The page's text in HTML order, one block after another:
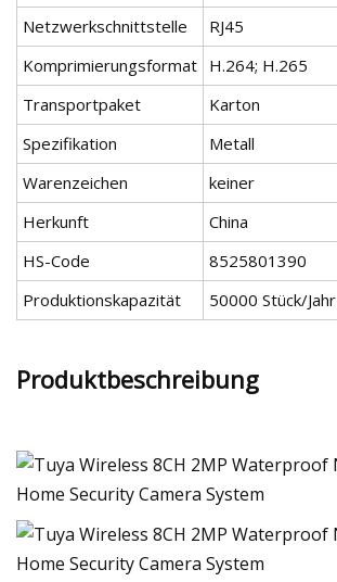
Netzwerkschnittstelle
RJ45
Komprimierungsformat H.264; H.265
Transportpaket
Karton
Spezifikation
Metall
Warenzeichen
keiner
Herkunft
China
HS-Code
8525801390
Produktionskapazität
50000 Stück/Jahr
Produktbeschreibung